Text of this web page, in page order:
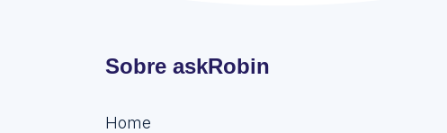
Sobre askRobin
Home